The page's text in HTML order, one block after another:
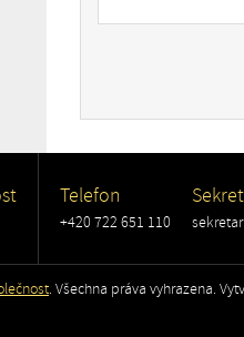
Telefon
+420 722 651 110
. Všechna práva vyhrazena.